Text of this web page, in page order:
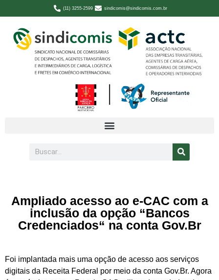
(11) 3255-2599 sindicomis@sindicomis.com.br
Ampliado acesso ao e-CAC com a
inclusão da opção “Bancos
Credenciados“ na conta Gov.Br
Foi implantada mais uma opção de acesso aos serviços
digitais da Receita Federal por meio da conta Gov.Br. Agora